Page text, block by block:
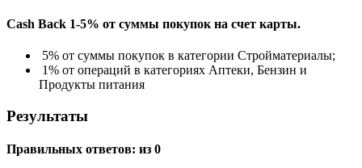
Cash Back 1-5% от суммы покупок на счет карты.
5% от суммы покупок в категории Стройматериалы;
1% от операций в категориях Аптеки, Бензин и
Продукты питания
Результаты
Правильных ответов: из 0